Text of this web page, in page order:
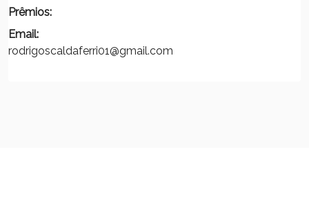
Prêmios:
Email:
rodrigoscaldaferri01@gmail.com